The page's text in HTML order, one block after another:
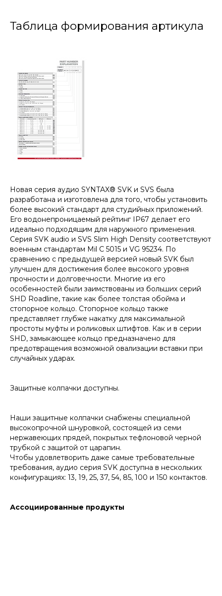
Таблица формирования артикула
Новая серия аудио SYNTAX® SVK и SVS была
разработана и изготовлена для того, чтобы установить
более высокий стандарт для студийных приложений.
Его водонепроницаемый рейтинг IP67 делает его
идеально подходящим для наружного применения.
Серия SVK audio и SVS Slim High Density соответствуют
военным стандартам Mil C 5015 и VG 95234. По
сравнению с предыдущей версией новый SVK был
улучшен для достижения более высокого уровня
прочности и долговечности. Многие из его
особенностей были заимствованы из больших серий
SHD Roadline, такие как более толстая обойма и
стопорное кольцо. Стопорное кольцо также
представляет глубже накатку для максимальной
простоты муфты и роликовых штифтов. Как и в серии
SHD, замыкающее кольцо предназначено для
предотвращения возможной овализации вставки при
случайных ударах.
Защитные колпачки доступны.
Наши защитные колпачки снабжены специальной
высокопрочной шнуровкой, состоящей из семи
нержавеющих прядей, покрытых тефлоновой черной
трубкой с защитой от царапин.
Чтобы удовлетворить даже самые требовательные
требования, аудио серия SVK доступна в нескольких
конфигурациях: 13, 19, 25, 37, 54, 85, 100 и 150 контактов.
Ассоциированные продукты